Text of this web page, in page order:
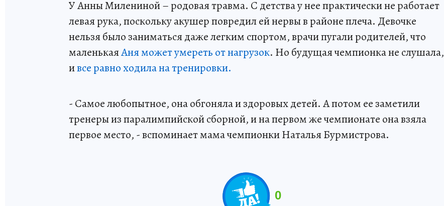
У Анны Милениной – родовая травма. С детства у нее практически не работает
левая рука, поскольку акушер повредил ей нервы в районе плеча. Девочке
нельзя было заниматься даже легким спортом, врачи пугали родителей, что
маленькаяАня может умереть от нагрузок. Но будущая чемпионка не слушала,
ивсе равно ходила на тренировки.
- Самое любопытное, она обгоняла и здоровых детей. А потом ее заметили
тренеры из паралимпийской сборной, и на первом же чемпионате она взяла
первое место, - вспоминает мама чемпионки Наталья Бурмистрова.
0